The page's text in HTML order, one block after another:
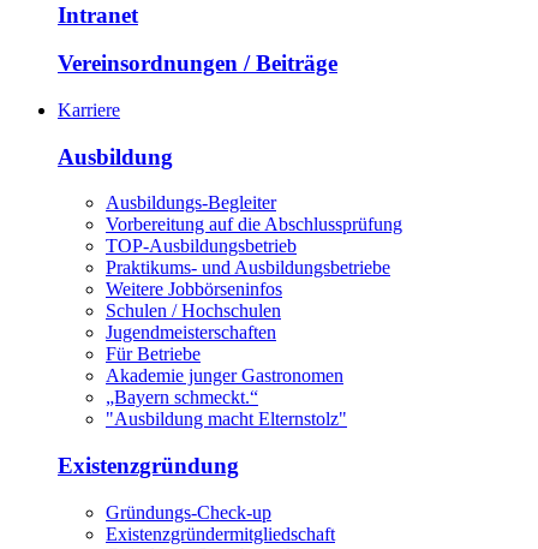
Intranet
Vereinsordnungen / Beiträge
Karriere
Ausbildung
Ausbildungs-Begleiter
Vorbereitung auf die Abschlussprüfung
TOP-Ausbildungsbetrieb
Praktikums- und Ausbildungsbetriebe
Weitere Jobbörseninfos
Schulen / Hochschulen
Jugendmeisterschaften
Für Betriebe
Akademie junger Gastronomen
„Bayern schmeckt.“
"Ausbildung macht Elternstolz"
Existenzgründung
Gründungs-Check-up
Existenzgründermitgliedschaft